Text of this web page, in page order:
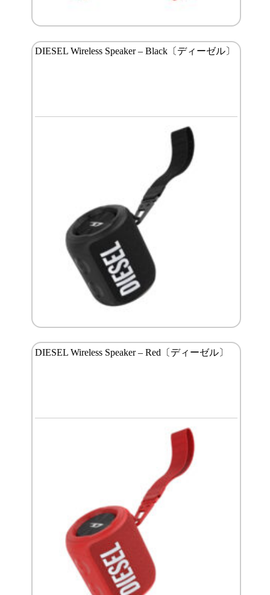
DIESEL Wireless Speaker – Black〔ディーゼル〕
DIESEL Wireless Speaker – Red〔ディーゼル〕